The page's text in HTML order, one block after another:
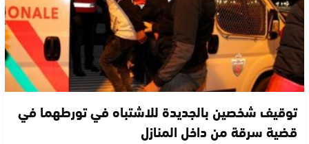
توقيف شخصين بالجديدة للاشتباه في تورطهما في
قضية سرقة من داخل المنازل